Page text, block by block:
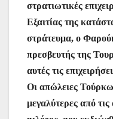
στρατιωτικές
Εξαιτίας της
στράτευμα, ο
πρεσβευτής της
αυτές τις
Οι απώλειες
μεγαλύτερες από